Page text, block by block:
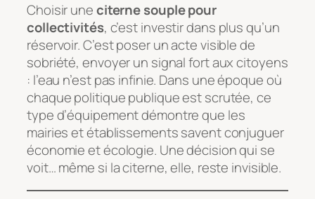
Choisir uneciterne souple pour
collectivités, c’est investir dans plus qu’un
réservoir. C’est poser un acte visible de
sobriété, envoyer un signal fort aux citoyens
: l’eau n’est pas infinie. Dans une époque où
chaque politique publique est scrutée, ce
type d’équipement démontre que les
mairies et établissements savent conjuguer
économie et écologie. Une décision qui se
voit… même si la citerne, elle, reste invisible.